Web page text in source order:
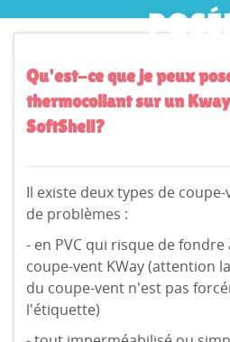
Qu'est-ce que je peux
thermocollant sur un
SoftShell?
Il existe deux types de
de problèmes :
- en PVC qui risque de
coupe-vent KWay (attention
du coupe-vent n'est pas
l'étiquette)